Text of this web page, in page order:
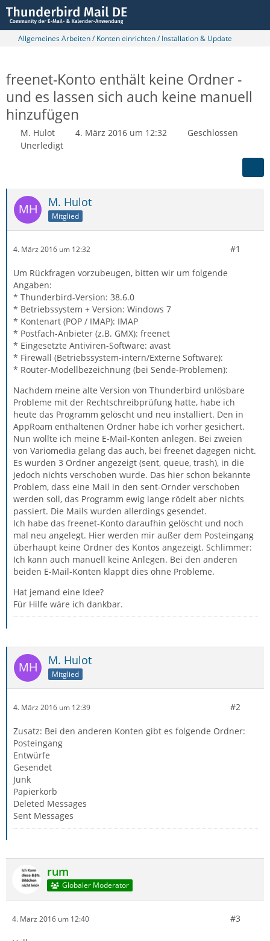
Allgemeines Arbeiten / Konten einrichten / Installation & Update
freenet-Konto enthält keine Ordner -
und es lassen sich auch keine manuell
hinzufügen
M. Hulot 4. März 2016 um 12:32
Geschlossen
Unerledigt
M. Hulot
Mitglied
4. März 2016 um 12:32 #1
Um Rückfragen vorzubeugen, bitten wir um folgende
Angaben:
* Thunderbird-Version: 38.6.0
* Betriebssystem + Version: Windows 7
* Kontenart (POP / IMAP): IMAP
* Postfach-Anbieter (z.B. GMX): freenet
* Eingesetzte Antiviren-Software: avast
* Firewall (Betriebssystem-intern/Externe Software):
* Router-Modellbezeichnung (bei Sende-Problemen):
Nachdem meine alte Version von Thunderbird unlösbare
Probleme mit der Rechtschreibprüfung hatte, habe ich
heute das Programm gelöscht und neu installiert. Den in
AppRoam enthaltenen Ordner habe ich vorher gesichert.
Nun wollte ich meine E-Mail-Konten anlegen. Bei zweien
von Variomedia gelang das auch, bei freenet dagegen nicht.
Es wurden 3 Ordner angezeigt (sent, queue, trash), in die
jedoch nichts verschoben wurde. Das hier schon bekannte
Problem, dass eine Mail in den sent-Ornder verschoben
werden soll, das Programm ewig lange rödelt aber nichts
passiert. Die Mails wurden allerdings gesendet.
Ich habe das freenet-Konto daraufhin gelöscht und noch
mal neu angelegt. Hier werden mir außer dem Posteingang
überhaupt keine Ordner des Kontos angezeigt. Schlimmer:
Ich kann auch manuell keine Anlegen. Bei den anderen
beiden E-Mail-Konten klappt dies ohne Probleme.
Hat jemand eine Idee?
Für Hilfe wäre ich dankbar.
M. Hulot
Mitglied
4. März 2016 um 12:39 #2
Zusatz: Bei den anderen Konten gibt es folgende Ordner:
Posteingang
Entwürfe
Gesendet
Junk
Papierkorb
Deleted Messages
Sent Messages
rum
Globaler Moderator
4. März 2016 um 12:40 #3